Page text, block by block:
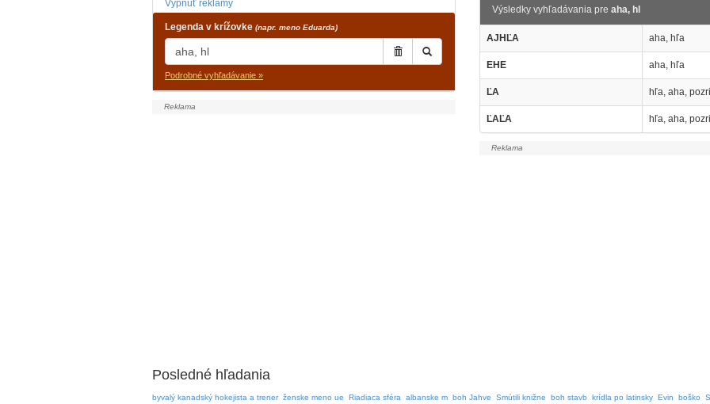
Vypnúť reklamy
Legenda v krížovke (napr. meno Eduarda)
Podrobné vyhľadávanie »
Výsledky vyhľadávania pre aha, hl
AJHĽA aha, hľa
EHE aha, hľa
ĽA hľa, aha, pozri
ĽAĽA hľa, aha, pozri
Posledné hľadania
byvalý kanadský hokejista a trener ženske meno ue Riadiaca sféra albanske m boh Jahve Smútili knižne boh stavb krídla po latinsky Evin boško